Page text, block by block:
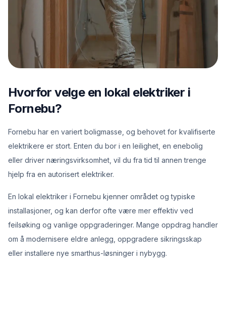
Hvorfor velge en lokal elektriker i
Fornebu?
Fornebu har en variert boligmasse, og behovet for kvalifiserte
elektrikere er stort. Enten du bor i en leilighet, en enebolig
eller driver næringsvirksomhet, vil du fra tid til annen trenge
hjelp fra en autorisert elektriker.
En lokal elektriker i Fornebu kjenner området og typiske
installasjoner, og kan derfor ofte være mer effektiv ved
feilsøking og vanlige oppgraderinger. Mange oppdrag handler
om å modernisere eldre anlegg, oppgradere sikringsskap
eller installere nye smarthus-løsninger i nybygg.